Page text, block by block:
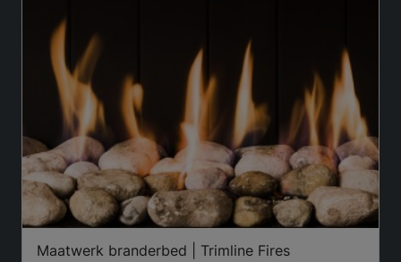
Maatwerk branderbed | Trimline Fires